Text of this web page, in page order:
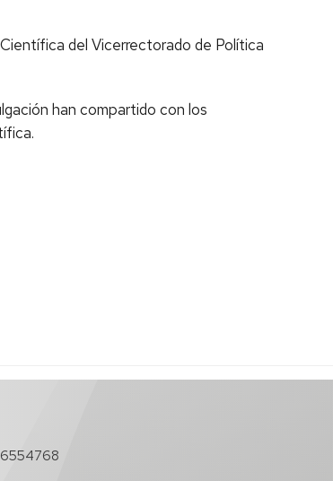
del Vicerrectorado de Política
han compartido con los